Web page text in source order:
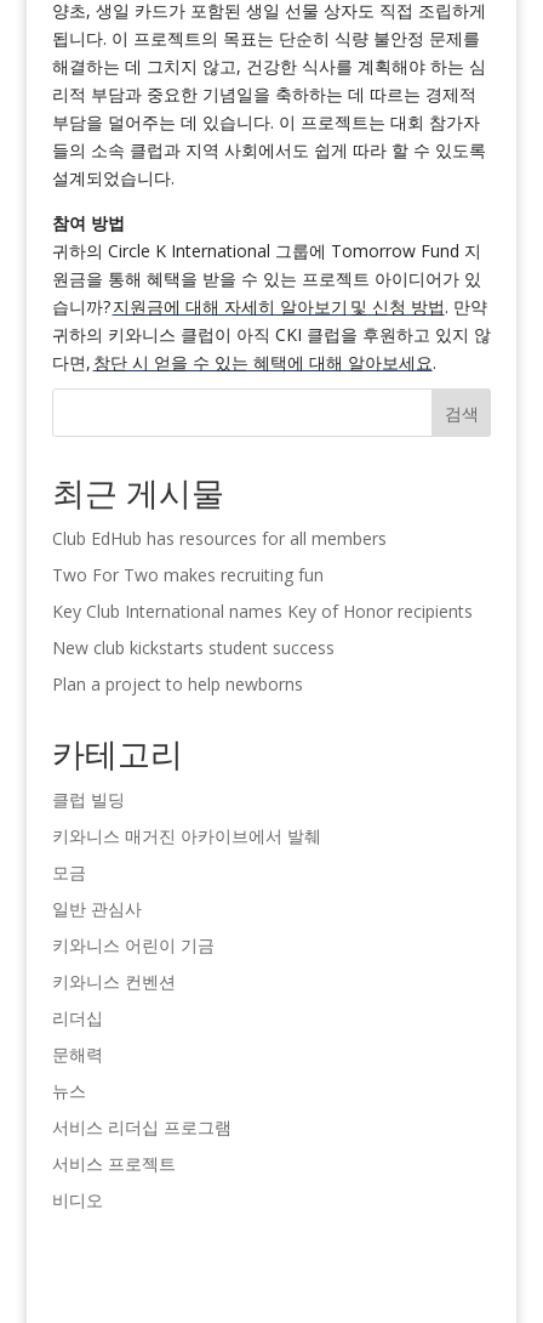
양초, 생일 카드가 포함된 생일 선물 상자도 직접 조립하게
됩니다. 이 프로젝트의 목표는 단순히 식량 불안정 문제를
해결하는 데 그치지 않고, 건강한 식사를 계획해야 하는 심
리적 부담과 중요한 기념일을 축하하는 데 따르는 경제적
부담을 덜어주는 데 있습니다. 이 프로젝트는 대회 참가자
들의 소속 클럽과 지역 사회에서도 쉽게 따라 할 수 있도록
설계되었습니다.
참여 방법
귀하의 Circle K International 그룹에 Tomorrow Fund 지
원금을 통해 혜택을 받을 수 있는 프로젝트 아이디어가 있
습니까?지원금에 대해 자세히 알아보기 및 신청 방법. 만약
귀하의 키와니스 클럽이 아직 CKI 클럽을 후원하고 있지 않
다면, 창단 시 얻을 수 있는 혜택에 대해 알아보세요.
검색
최근 게시물
Club EdHub has resources for all members
Two For Two makes recruiting fun
Key Club International names Key of Honor recipients
New club kickstarts student success
Plan a project to help newborns
카테고리
클럽 빌딩
키와니스 매거진 아카이브에서 발췌
모금
일반 관심사
키와니스 어린이 기금
키와니스 컨벤션
리더십
문해력
뉴스
서비스 리더십 프로그램
서비스 프로젝트
비디오